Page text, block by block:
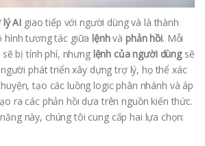
AI giao tiếp với người dùng và là thành
hình tương tác giữalệnhvàphản hồi. Mỗi
bị tính phí, nhưng lệnh của người dùngsẽ
phát triển xây dựng trợ lý, họ thể xác
tạo các luồng logic phân nhánh và áp
ra các phản hồi dựa trên nguồn kiến thức.
này, chúng tôi cung cấp hai lựa chọn: